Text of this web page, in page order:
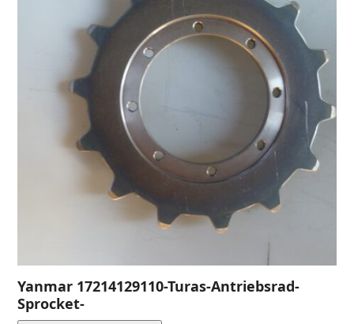
Yanmar 17214129110-Turas-Antriebsrad-
Sprocket-